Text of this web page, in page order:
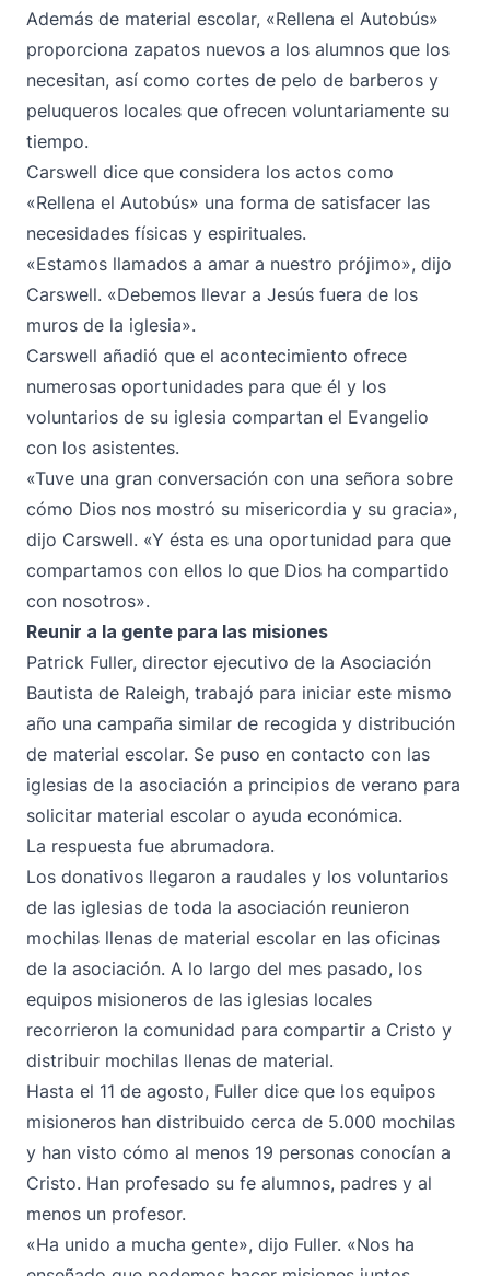
Además de material escolar, «Rellena el Autobús»
proporciona zapatos nuevos a los alumnos que los
necesitan, así como cortes de pelo de barberos y
peluqueros locales que ofrecen voluntariamente su
tiempo.
Carswell dice que considera los actos como
«Rellena el Autobús» una forma de satisfacer las
necesidades físicas y espirituales.
«Estamos llamados a amar a nuestro prójimo», dijo
Carswell. «Debemos llevar a Jesús fuera de los
muros de la iglesia».
Carswell añadió que el acontecimiento ofrece
numerosas oportunidades para que él y los
voluntarios de su iglesia compartan el Evangelio
con los asistentes.
«Tuve una gran conversación con una señora sobre
cómo Dios nos mostró su misericordia y su gracia»,
dijo Carswell. «Y ésta es una oportunidad para que
compartamos con ellos lo que Dios ha compartido
con nosotros».
Reunir a la gente para las misiones
Patrick Fuller, director ejecutivo de la Asociación
Bautista de Raleigh, trabajó para iniciar este mismo
año una campaña similar de recogida y distribución
de material escolar. Se puso en contacto con las
iglesias de la asociación a principios de verano para
solicitar material escolar o ayuda económica.
La respuesta fue abrumadora.
Los donativos llegaron a raudales y los voluntarios
de las iglesias de toda la asociación reunieron
mochilas llenas de material escolar en las oficinas
de la asociación. A lo largo del mes pasado, los
equipos misioneros de las iglesias locales
recorrieron la comunidad para compartir a Cristo y
distribuir mochilas llenas de material.
Hasta el 11 de agosto, Fuller dice que los equipos
misioneros han distribuido cerca de 5.000 mochilas
y han visto cómo al menos 19 personas conocían a
Cristo. Han profesado su fe alumnos, padres y al
menos un profesor.
«Ha unido a mucha gente», dijo Fuller. «Nos ha